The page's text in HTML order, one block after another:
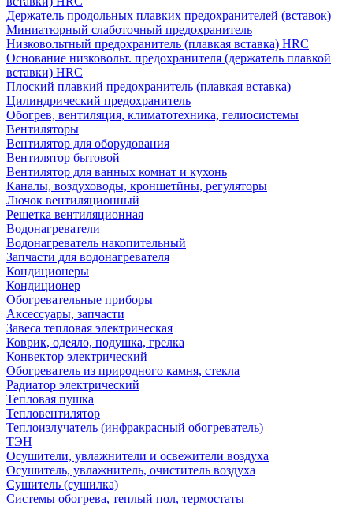
Держатель продольных плавких предохранителей (вставок)
Миниатюрный слаботочный предохранитель
Низковольтный предохранитель (плавкая вставка) HRC
Основание низковольт. предохранителя (держатель плавкой
вставки) HRC
Плоский плавкий предохранитель (плавкая вставка)
Цилиндрический предохранитель
Обогрев, вентиляция, климатотехника, гелиосистемы
Вентиляторы
Вентилятор для оборудования
Вентилятор бытовой
Вентилятор для ванных комнат и кухонь
Каналы, воздуховоды, кроншетйны, регуляторы
Лючок вентиляционный
Решетка вентиляционная
Водонагреватели
Водонагреватель накопительный
Запчасти для водонагревателя
Кондиционеры
Кондиционер
Обогревательные приборы
Аксессуары, запчасти
Завеса тепловая электрическая
Коврик, одеяло, подушка, грелка
Конвектор электрический
Обогреватель из природного камня, стекла
Радиатор электрический
Тепловая пушка
Тепловентилятор
Теплоизлучатель (инфракрасный обогреватель)
ТЭН
Осушители, увлажнители и освежители воздуха
Осушитель, увлажнитель, очиститель воздуха
Сушитель (сушилка)
Системы обогрева, теплый пол, термостаты